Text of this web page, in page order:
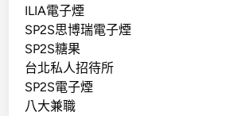
ILIA電子煙
SP2S思博瑞電子煙
SP2S糖果
台北私人招待所
SP2S電子煙
八大兼職